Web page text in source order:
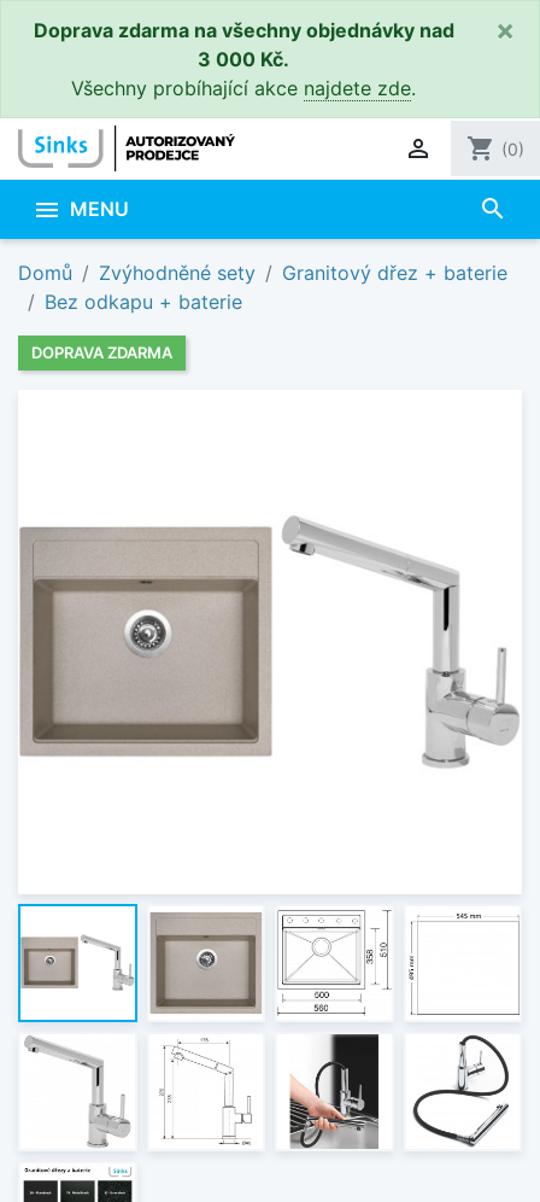
Doprava zdarma na všechny objednávky nad
3 000 Kč.
Všechny probíhající akce najdete zde.
×
 shopping_cart (0)
 MENU search
Domů Zvýhodněné sety
Granitový dřez + baterie
Bez odkapu + baterie
DOPRAVA ZDARMA